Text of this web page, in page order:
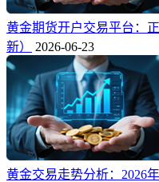
黄金期货开户交易平台：
新）
2026-06-23
黄金交易走势分析：2026